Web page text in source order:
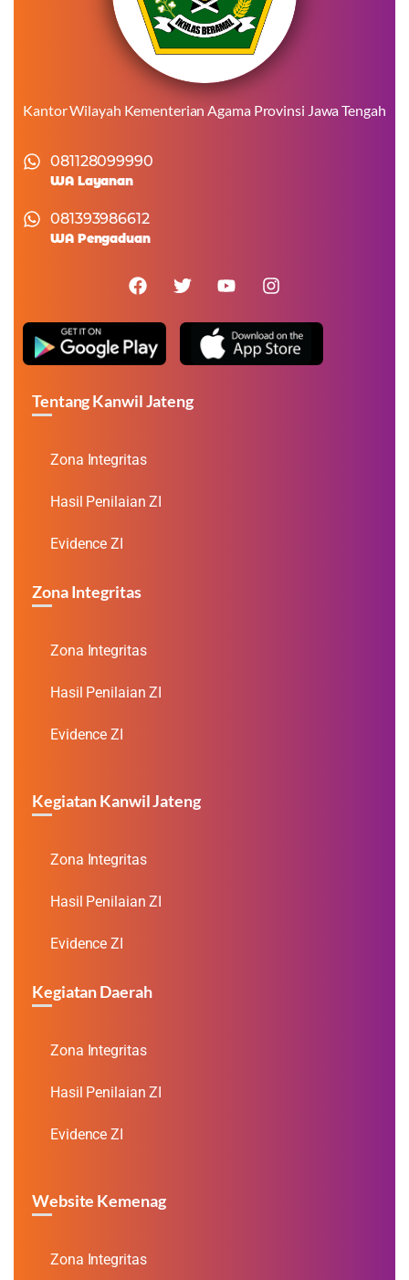
Kantor Wilayah Kementerian Agama Provinsi Jawa Tengah
081128099990
WA Layanan
081393986612
WA Pengaduan
Tentang Kanwil Jateng
Zona Integritas
Hasil Penilaian ZI
Evidence ZI
Zona Integritas
Zona Integritas
Hasil Penilaian ZI
Evidence ZI
Kegiatan Kanwil Jateng
Zona Integritas
Hasil Penilaian ZI
Evidence ZI
Kegiatan Daerah
Zona Integritas
Hasil Penilaian ZI
Evidence ZI
Website Kemenag
Zona Integritas